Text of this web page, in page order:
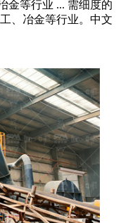
金等行业 ... 需细度的
、冶金等行业。中文